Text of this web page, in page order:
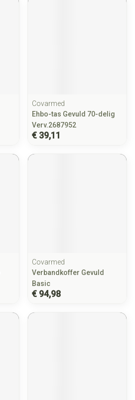
Covarmed
Ehbo-tas Gevuld 70-delig
Verv.2687952
€ 39,11
Covarmed
Verbandkoffer Gevuld
Basic
€ 94,98